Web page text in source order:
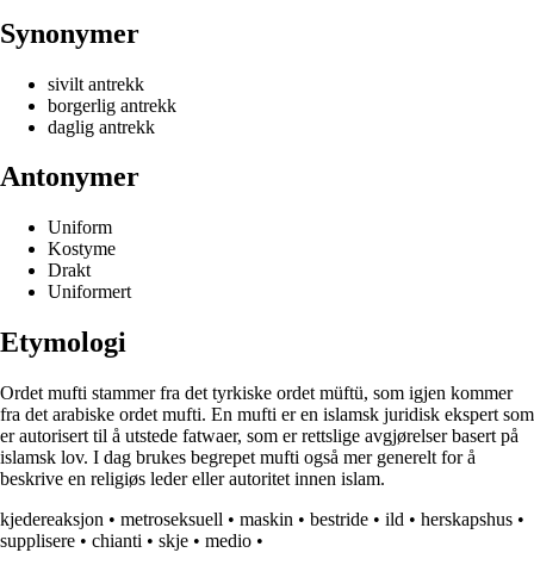
Synonymer
sivilt antrekk
borgerlig antrekk
daglig antrekk
Antonymer
Uniform
Kostyme
Drakt
Uniformert
Etymologi
Ordet mufti stammer fra det tyrkiske ordet müftü, som igjen kommer
fra det arabiske ordet mufti. En mufti er en islamsk juridisk ekspert som
er autorisert til å utstede fatwaer, som er rettslige avgjørelser basert på
islamsk lov. I dag brukes begrepet mufti også mer generelt for å
beskrive en religiøs leder eller autoritet innen islam.
kjedereaksjon • metroseksuell • maskin • bestride • ild • herskapshus •
supplisere • chianti • skje • medio •